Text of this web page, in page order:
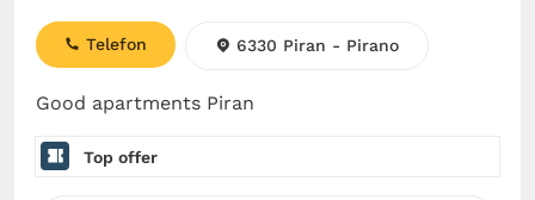
Good apartments Piran
Telefon 6330 Piran - Pirano
Top offer